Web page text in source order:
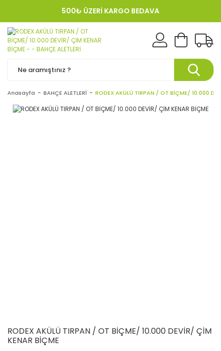
500₺ ÜZERİ KARGO BEDAVA
KREDI KARTINA 12 TAKSIT!
Anasayfa BAHÇE ALETLERİ RODEX AKÜLÜ TIRPAN / OT BİÇME/ 10.000
RODEX AKÜLÜ TIRPAN / OT BİÇME/ 10.000 DEVİR/ ÇİM
KENAR BİÇME